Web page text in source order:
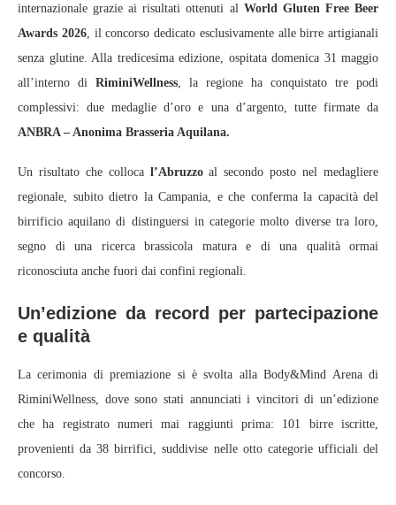
internazionale grazie ai risultati ottenuti al World Gluten Free Beer
Awards 2026, il concorso dedicato esclusivamente alle birre artigianali
senza glutine. Alla tredicesima edizione, ospitata domenica 31 maggio
all’interno di RiminiWellness , la regione ha conquistato tre podi
complessivi: due medaglie d’oro e una d’argento, tutte firmate da
ANBRA – Anonima Brasseria Aquilana.
Un risultato che colloca l’Abruzzoal secondo posto nel medagliere
regionale, subito dietro la Campania, e che conferma la capacità del
birrificio aquilano di distinguersi in categorie molto diverse tra loro,
segno di una ricerca brassicola matura e di una qualità ormai
riconosciuta anche fuori dai confini regionali.
Un’edizione da record per partecipazione
e qualità
La cerimonia di premiazione si è svolta alla Body&Mind Arena di
RiminiWellness, dove sono stati annunciati i vincitori di un’edizione
che ha registrato numeri mai raggiunti prima: 101 birre iscritte,
provenienti da 38 birrifici, suddivise nelle otto categorie ufficiali del
concorso.